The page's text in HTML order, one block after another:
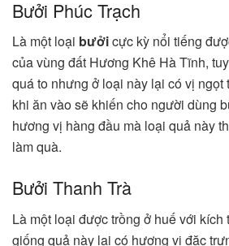
Bưởi Phúc Trạch
Là một loại bưởicực kỳ nổi tiếng
của vùng đất Hương Khê Hà Tĩnh,
quá to nhưng ở loại này lại có vị ngọt
khi ăn vào sẽ khiến cho người dùng
hương vị hàng đầu mà loại quả này
làm quà.
Bưởi Thanh Trà
Là một loại được trồng ở huế với
giống quả này lại có hương vị đặc